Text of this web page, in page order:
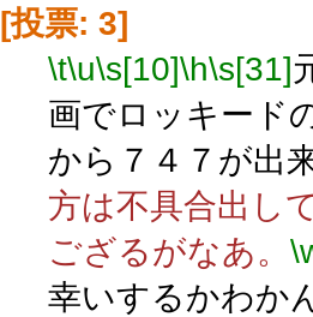
[投票: 3]
\t\u\s[10]\h\s[31]
画でロッキード
から７４７が出
方は不具合出し
ござるがなあ。
幸いするかわか